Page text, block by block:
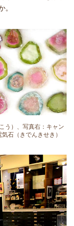
。
う）、写真右：キャン
石（きでんきせき）